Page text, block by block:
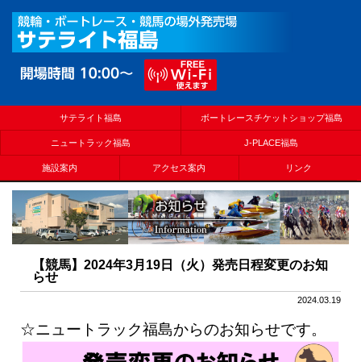
サテライト福島 ボートレースチケットショップ福島
ニュートラック福島 J-PLACE福島
施設案内 アクセス案内 リンク
【競馬】2024年3月19日（火）発売日程変更のお知
らせ
2024.03.19
☆ニュートラック福島からのお知らせです。